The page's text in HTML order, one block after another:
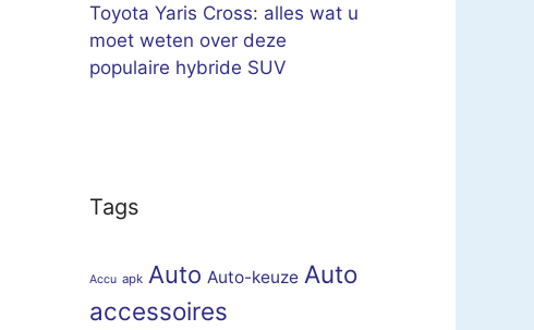
Toyota Yaris Cross: alles wat u
moet weten over deze
populaire hybride SUV
Tags
Accu apk Auto Auto-keuze Auto
accessoires